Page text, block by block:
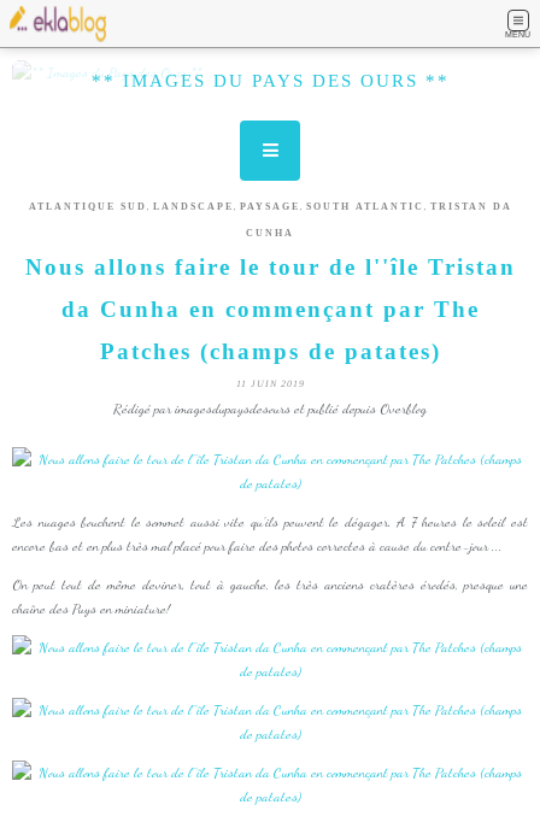
MENU
** IMAGES DU PAYS DES OURS **
ATLANTIQUE SUD , LANDSCAPE , PAYSAGE , SOUTH ATLANTIC , TRISTAN DA
CUNHA
Nous allons faire le tour de l''île Tristan
da Cunha en commençant par The
Patches (champs de patates)
11 JUIN 2019
Rédigé par imagesdupaysdesours et publié depuis Overblog
Les nuages bouchent le sommet aussi vite qu'ils peuvent le dégager. A 7 heures le soleil est
encore bas et en plus très mal placé pour faire des photos correctes à cause du contre-jour ...
On peut tout de même deviner, tout à gauche, les très anciens cratères érodés, presque une
chaîne des Puys en miniature!